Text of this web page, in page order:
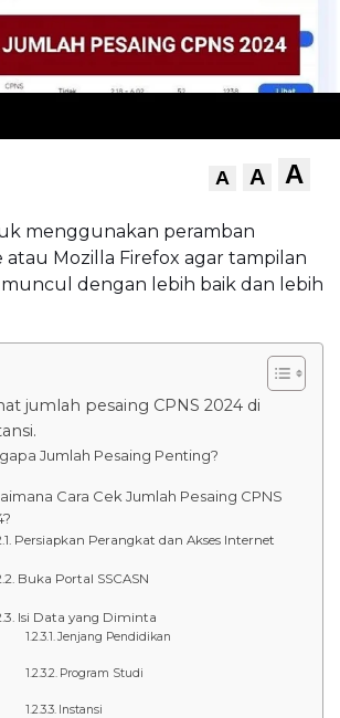
A A A
menggunakan peramban
atau Mozilla Firefox agar tampilan
dengan lebih baik dan lebih
jumlah pesaing CPNS 2024 di
Jumlah Pesaing Penting?
Cara Cek Jumlah Pesaing CPNS
Persiapkan Perangkat dan Akses Internet
Buka Portal SSCASN
Isi Data yang Diminta
Jenjang Pendidikan
Program Studi
Instansi